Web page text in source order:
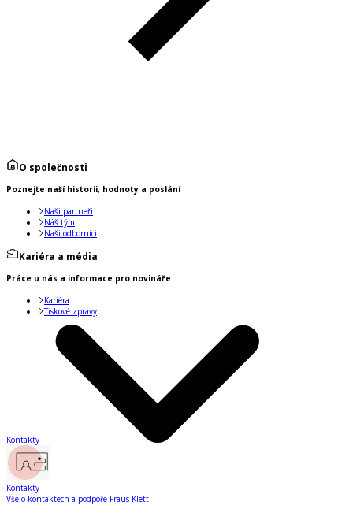
O společnosti
Poznejte naší historii, hodnoty a poslání
Naši partneři
Náš tým
Naši odborníci
Kariéra a média
Práce u nás a informace pro novináře
Kariéra
Tiskové zprávy
Kontakty
Kontakty
Vše o kontaktech a podpoře Fraus Klett